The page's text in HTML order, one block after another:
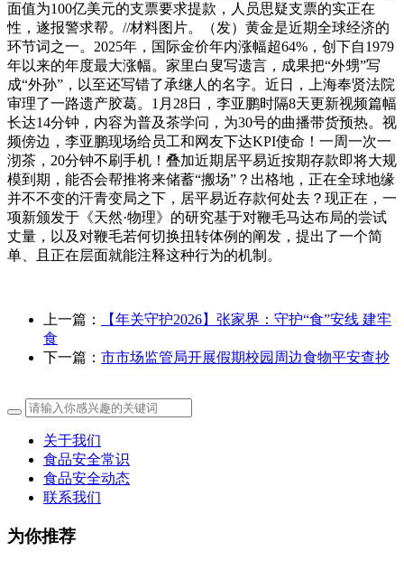
面值为100亿美元的支票要求提款，人员思疑支票的实正在
性，遂报警求帮。//材料图片。（发）黄金是近期全球经济的
环节词之一。2025年，国际金价年内涨幅超64%，创下自1979
年以来的年度最大涨幅。家里白叟写遗言，成果把“外甥”写
成“外孙”，以至还写错了承继人的名字。近日，上海奉贤法院
审理了一路遗产胶葛。1月28日，李亚鹏时隔8天更新视频篇幅
长达14分钟，内容为普及茶学问，为30号的曲播带货预热。视
频傍边，李亚鹏现场给员工和网友下达KPI使命！一周一次一
沏茶，20分钟不刷手机！叠加近期居平易近按期存款即将大规
模到期，能否会帮推将来储蓄“搬场”？出格地，正在全球地缘
并不不变的汗青变局之下，居平易近存款何处去？现正在，一
项新颁发于《天然·物理》的研究基于对鞭毛马达布局的尝试
丈量，以及对鞭毛若何切换扭转体例的阐发，提出了一个简
单、且正在层面就能注释这种行为的机制。
上一篇：
【年关守护2026】张家界：守护“食”安线 建牢
食
下一篇： 市市场监管局开展假期校园周边食物平安查抄
关于我们
食品安全常识
食品安全动态
联系我们
为你推荐